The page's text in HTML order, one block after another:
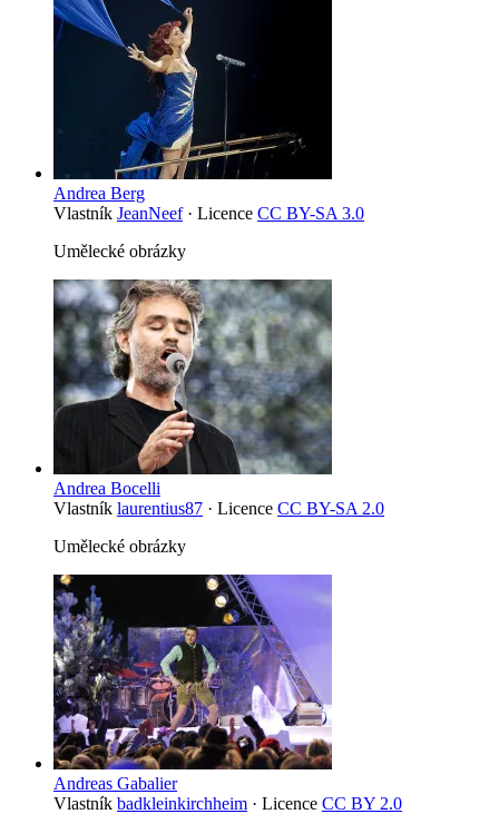
Andrea Berg
Vlastník JeanNeef· Licence CC BY-SA 3.0
Umělecké obrázky
Andrea Bocelli
Vlastník laurentius87 · Licence CC BY-SA 2.0
Umělecké obrázky
Andreas Gabalier
Vlastník badkleinkirchheim · Licence CC BY 2.0